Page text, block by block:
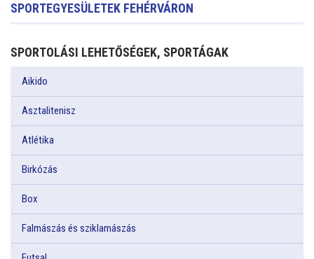
SPORTEGYESÜLETEK FEHÉRVÁRON
SPORTOLÁSI LEHETŐSÉGEK, SPORTÁGAK
Aikido
Asztalitenisz
Atlétika
Birkózás
Box
Falmászás és sziklamászás